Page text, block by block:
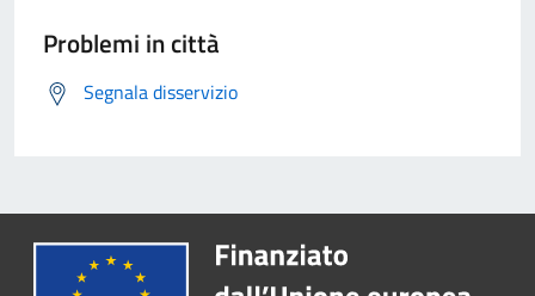
Problemi in città
Segnala disservizio